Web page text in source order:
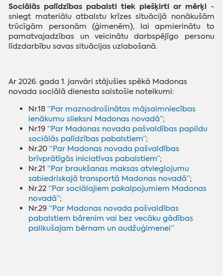
Sociālās palīdzības pabalsti tiek piešķirti ar mērķi -
sniegt materiālu atbalstu krīzes situācijā nonākušām
trūcīgām personām (ģimenēm), lai apmierinātu to
pamatvajadzības un veicinātu darbspējīgo personu
līdzdarbību savas situācijas uzlabošanā.
Ar 2026. gada 1. janvāri stājušies spēkā Madonas
novada sociālā dienesta saistošie noteikumi:
Nr.18“Par maznodrošinātas mājsaimniecības
ienākumu slieksni Madonas novadā”;
Nr.19“Par Madonas novada pašvaldības papildu
sociālās palīdzības pabalstiem”;
Nr.20“Par Madonas novada pašvaldības
brīvprātīgās iniciatīvas pabalstiem”;
Nr.21“Par braukšanas maksas atvieglojumu
sabiedriskajā transportā Madonas novadā”;
Nr.22“Par sociālajiem pakalpojumiem Madonas
novadā”;
Nr.29“Par Madonas novada pašvaldības
pabalstiem bārenim vai bez vecāku gādības
palikušajam bērnam un audžuģimenei”